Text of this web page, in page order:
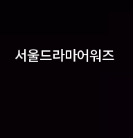
서울드라마어워즈